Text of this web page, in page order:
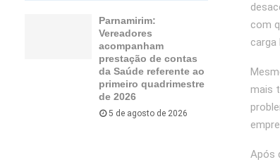
com
carga
mais
Após
Parnamirim:
Vereadores
acompanham
prestação de contas
da Saúde referente ao
primeiro quadrimestre
de 2026
5 de agosto de 2026